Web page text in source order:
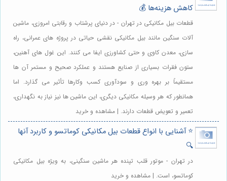
کاهش هزینه‌ها 💰
قطعات بیل مکانیکی در تهران - در دنیای پرشتاب و رقابتی امروزی، ماشین
آلات سنگین مانند بیل مکانیکی نقشی حیاتی در پروژه های عمرانی، راه
سازی، معدن کاوی و حتی کشاورزی ایفا می کنند. این غول های آهنین،
ستون فقرات بسیاری از صنایع هستند و عملکرد صحیح و مستمر آن ها
مستقیماً بر بهره وری و سودآوری کسب وکارها تأثیر می گذارد. اما
همانطور که هر وسیله مکانیکی دیگری، این ماشین ها نیز نیاز به نگهداری،
تعمیر و تعویض قطعات دارند. | مشاهده و خرید
⭐️ آشنایی با انواع قطعات بیل مکانیکی کوماتسو و کاربرد آنها
🔍
در تهران - موتور قلب تپنده هر ماشین سنگینی، به ویژه بیل مکانیکی
کوماتسو، است. | مشاهده و خرید